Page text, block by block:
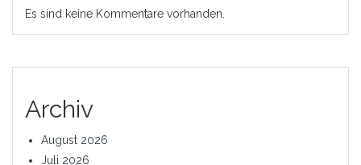
Es sind keine Kommentare vorhanden.
Archiv
August 2026
Juli 2026